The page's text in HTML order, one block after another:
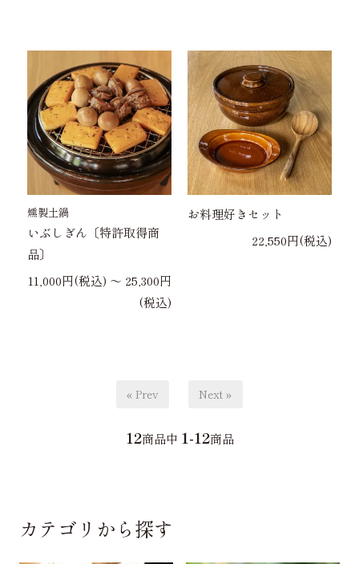
燻製土鍋
いぶしぎん〔特許取得商
品〕
11,000円(税込) 〜 25,300円
(税込)
お料理好きセット
22,550円(税込)
« Prev Next »
12商品中 1-12商品
カテゴリから探す